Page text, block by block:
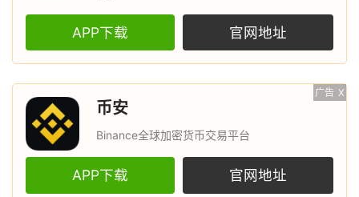
APP下载 官网地址
广告 X
币安
Binance全球加密货币交易平台
APP下载 官网地址